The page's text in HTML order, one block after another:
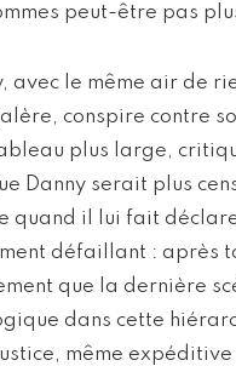
peut-être pas
avec le même air de
conspire contre
plus large,
Danny serait plus
quand il lui fait
défaillant : après
que la dernière
dans cette
même